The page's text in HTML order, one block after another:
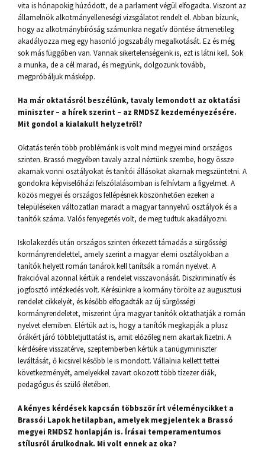
vita is hónapokig húzódott, de a parlament végül elfogadta. Viszont az
államelnök alkotmányelleneségi vizsgálatot rendelt el. Abban bízunk,
hogy az alkotmánybíróság számunkra negatív döntése átmenetileg
akadályozza meg egy hasonló jogszabály megalkotását. Ez és még
sok más függőben van. Vannak sikertelenségeink is, ezt is látni kell. Sok
a munka, de a cél marad, és megyünk, dolgozunk tovább,
megpróbáljuk másképp.
Ha már oktatásról beszélünk, tavaly lemondott az oktatási
miniszter – a hírek szerint – az RMDSZ kezdeményezésére.
Mit gondol a kialakult helyzetről?
Oktatás terén több problémánk is volt mind megyei mind országos
szinten. Brassó megyében tavaly azzal néztünk szembe, hogy össze
akarnak vonni osztályokat és tanítói állásokat akarnak megszüntetni. A
gondokra képviselőházi felszólalásomban is felhívtam a figyelmet. A
közös megyei és országos fellépésnek köszönhetően ezeken a
településeken változatlan maradt a magyar tannyelvű osztályok és a
tanítók száma. Valós fenyegetés volt, de meg tudtuk akadályozni.
Iskolakezdés után országos szinten érkezett támadás a sürgősségi
kormányrendelettel, amely szerint a magyar elemi osztályokban a
tanítók helyett román tanárok kell tanítsák a román nyelvet. A
frakcióval azonnal kértük a rendelet visszavonását. Diszkriminatív és
jogfosztó intézkedés volt. Kérésünkre a kormány törölte az augusztusi
rendelet cikkelyét, és később elfogadták az új sürgősségi
kormányrendeletet, miszerint újra magyar tanítók oktathatják a román
nyelvet elemiben. Elértük azt is, hogy a tanítók megkapják a plusz
órákért járó többletjuttatást is, amit előzőleg nem akartak fizetni. A
kérdésére visszatérve, szeptemberben kértük a tanügyminiszter
leváltását, ő kicsivel később le is mondott. Vállalnia kellett tettei
következményét, amelyekkel zavart okozott több tízezer diák,
pedagógus és szülő életében.
A kényes kérdések kapcsán többször írt véleménycikket a
Brassói Lapok hetilapban, amelyek megjelentek a Brassó
megyei RMDSZ honlapján is. Írásai temperamentumos
stílusról árulkodnak. Mi volt ennek az oka?